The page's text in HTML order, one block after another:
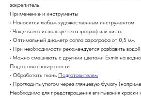
закрепитель.
Применение и инструменты
• Наносится любым художественным инструментом
• Чаще всего используется аэрограф или кисть
• Оптимальный диаметр сопла аэрографа от 0,5 мм
• При необходимости рекомендуется разбавить
• Можно смешивать с другими цветами Exmix на
Подготовка поверхности
• Обработать ткань Подготовителем
• Прогладить утюгом через глянцевую бумагу
Необходимо для предотвращения впитывания краски